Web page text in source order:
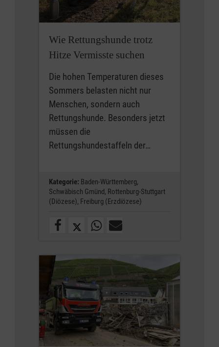
Wie Rettungshunde trotz
Hitze Vermisste suchen
Die hohen Temperaturen dieses
Sommers belasten nicht nur
Menschen, sondern auch
Rettungshunde. Besonders jetzt
müssen die
Rettungshundestaffeln der…
Kategorie: Baden-Württemberg,
Schwäbisch Gmünd, Rottenburg-Stuttgart
(Diözese), Freiburg (Erzdiözese)